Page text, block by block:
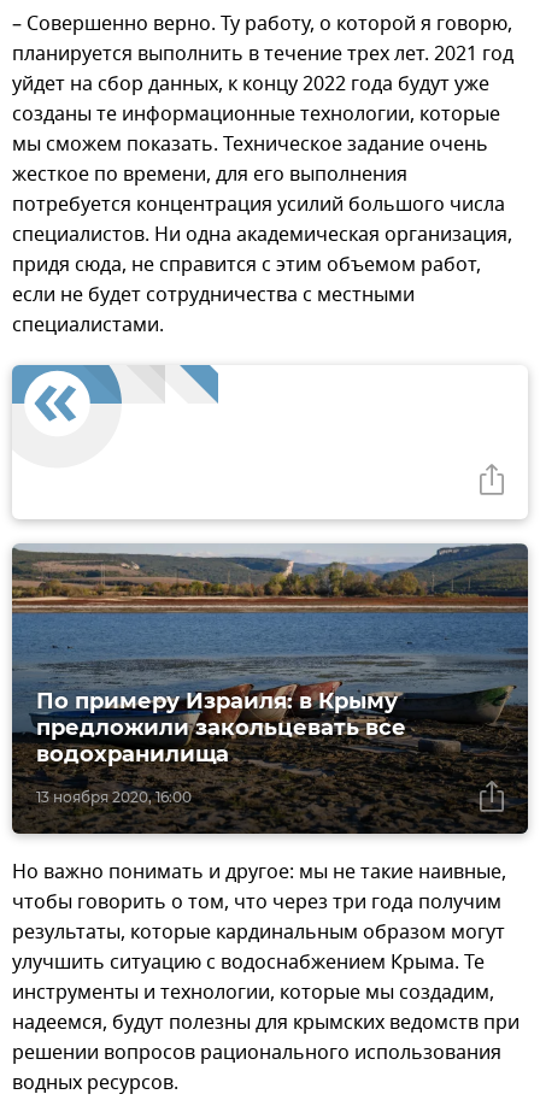
– Совершенно верно. Ту работу, о которой я говорю,
планируется выполнить в течение трех лет. 2021 год
уйдет на сбор данных, к концу 2022 года будут уже
созданы те информационные технологии, которые
мы сможем показать. Техническое задание очень
жесткое по времени, для его выполнения
потребуется концентрация усилий большого числа
специалистов. Ни одна академическая организация,
придя сюда, не справится с этим объемом работ,
если не будет сотрудничества с местными
специалистами.
13 ноября 2020, 16:00
По примеру Израиля: в Крыму
предложили закольцевать все
водохранилища
Но важно понимать и другое: мы не такие наивные,
чтобы говорить о том, что через три года получим
результаты, которые кардинальным образом могут
улучшить ситуацию с водоснабжением Крыма. Те
инструменты и технологии, которые мы создадим,
надеемся, будут полезны для крымских ведомств при
решении вопросов рационального использования
водных ресурсов.